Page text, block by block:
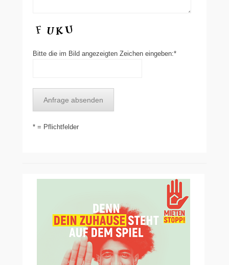
Bitte die im Bild angezeigten Zeichen eingeben:*
* = Pflichtfelder